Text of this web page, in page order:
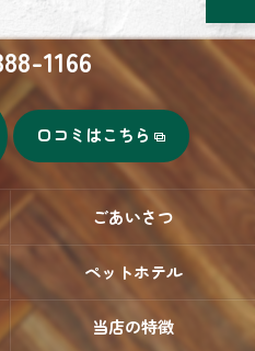
1166
口コミはこちら
ごあいさつ
ペットホテル
当店の特徴